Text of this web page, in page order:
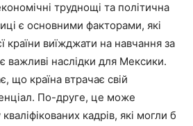
труднощі та політична
є основними факторами, які
країни виїжджати на навчання за
наслідки для Мексики.
що країна втрачає свій
По-друге, це може
кадрів, які могли б